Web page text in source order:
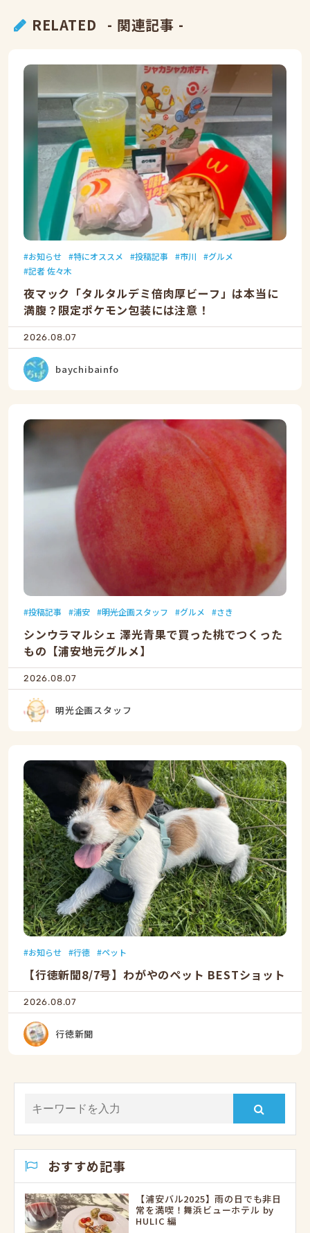
RELATED - 関連記事 -
お知らせ 特にオススメ 投稿記事 市川
グルメ
記者 佐々木
夜マック「タルタルデミ倍肉厚ビーフ」は本当に
満腹？限定ポケモン包装には注意！
2026.08.07
baychibainfo
投稿記事 浦安 明光企画スタッフ グルメ さき
シンウラマルシェ 澤光青果で買った桃でつくった
もの【浦安地元グルメ】
2026.08.07
明光企画スタッフ
お知らせ 行徳 ペット
【行徳新聞8/7号】わがやのペット BESTショット
2026.08.07
行徳新聞
おすすめ記事
【浦安バル2025】雨の日でも非日
常を満喫！舞浜ビューホテル by
HULIC 編